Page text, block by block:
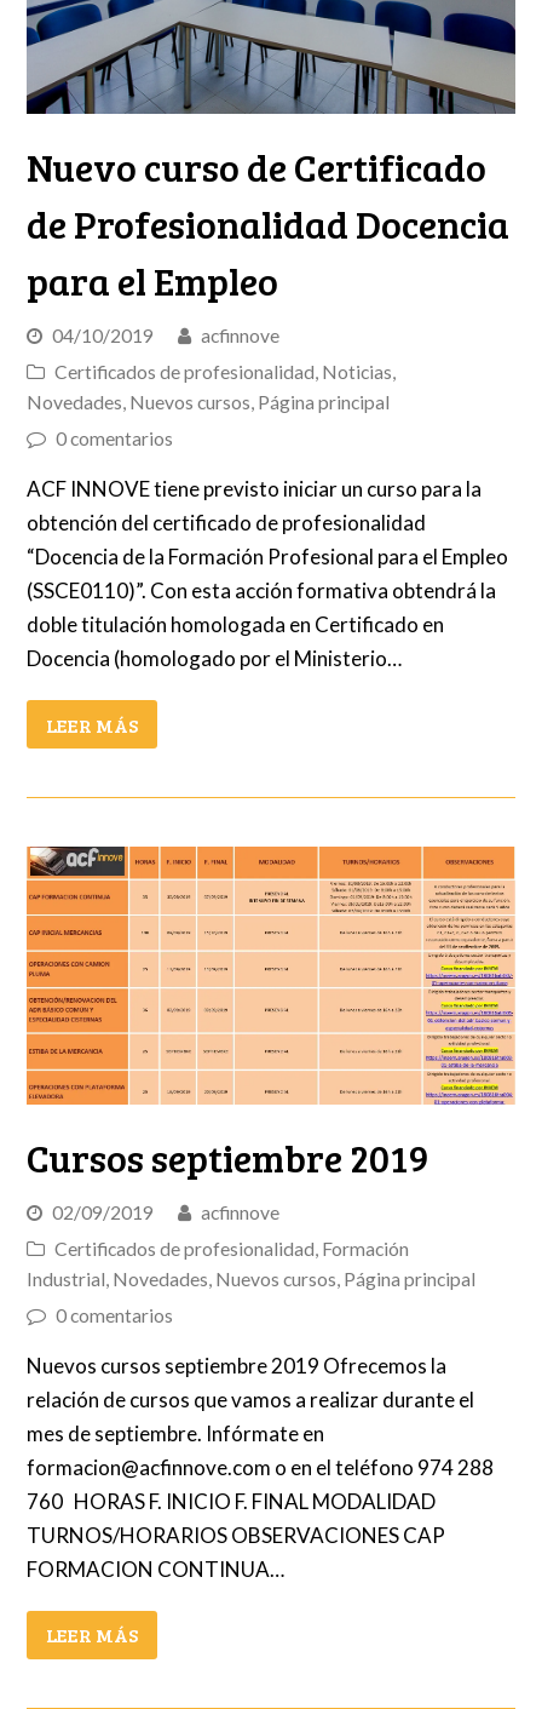
Nuevo curso de Certificado
de Profesionalidad Docencia
para el Empleo
04/10/2019
acfinnove
Certificados de profesionalidad, Noticias,
Novedades, Nuevos cursos, Página principal
0 comentarios
ACF INNOVE tiene previsto iniciar un curso para la
obtención del certificado de profesionalidad
“Docencia de la Formación Profesional para el Empleo
(SSCE0110)”. Con esta acción formativa obtendrá la
doble titulación homologada en Certificado en
Docencia (homologado por el Ministerio…
LEER MÁS
Cursos septiembre 2019
02/09/2019
acfinnove
Certificados de profesionalidad Formación
Industrial Novedades Nuevos cursos Página principal
0 comentarios
Nuevos cursos septiembre 2019 Ofrecemos la
relación de cursos que vamos a realizar durante el
mes de septiembre. Infórmate en
formacion@acfinnove.com o en el teléfono 974 288
760 HORAS F. INICIO F. FINAL MODALIDAD
TURNOS/HORARIOS OBSERVACIONES CAP
FORMACION CONTINUA…
LEER MÁS